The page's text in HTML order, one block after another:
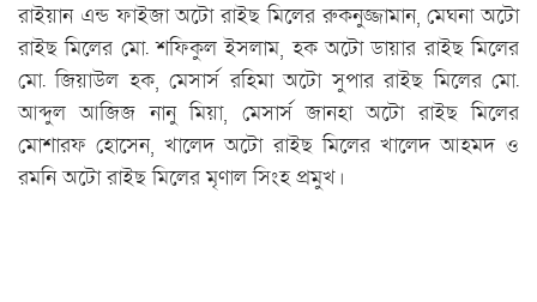
রাইয়ান এন্ড ফাইজা অটো রাইছ মিলের রুকনুজ্জামান, মেঘনা অটো
রাইছ মিলের মো. শফিকুল ইসলাম, হক অটো ডায়ার রাইছ মিলের
মো. জিয়াউল হক, মেসার্স রহিমা অটো সুপার রাইছ মিলের মো.
আব্দুল আজিজ নানু মিয়া, মেসার্স জানহা অটো রাইছ মিলের
মোশারফ হোসেন, খালেদ অটো রাইছ মিলের খালেদ আহমদ ও
রমনি অটো রাইছ মিলের মৃণাল সিংহ প্রমুখ।